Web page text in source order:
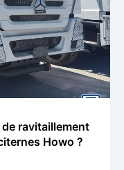
ravitaillement
Howo ?